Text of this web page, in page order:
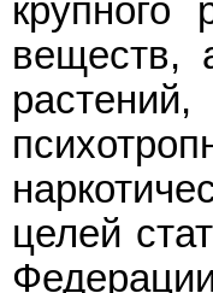
крупного
веществ,
целей